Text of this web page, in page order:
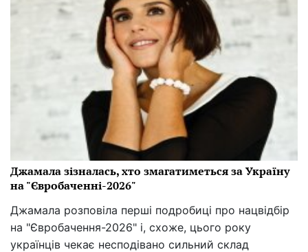
Джамала зізналась, хто змагатиметься за Україну
на "Євробаченні-2026"
Джамала розповіла перші подробиці про нацвідбір
на "Євробачення-2026" і, схоже, цього року
українців чекає несподівано сильний склад